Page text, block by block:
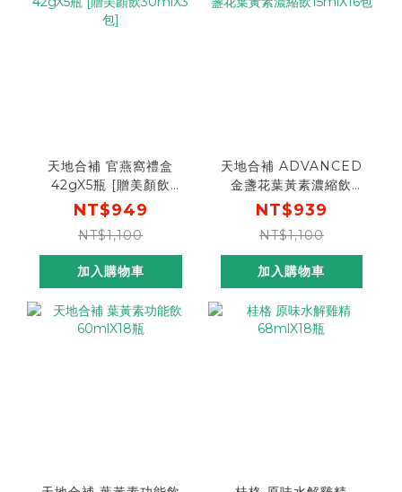
天地合補 官燕窩禮盒
42gX5瓶 [贈美顏飲
30mlX3包]
NT$949
NT$1,100
加入購物車
天地合補 ADVANCED
金盞花葉黃素濃縮飲
15mlX16包
NT$939
NT$1,100
加入購物車